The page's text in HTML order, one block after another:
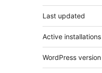
Last updated
Active installations
WordPress version